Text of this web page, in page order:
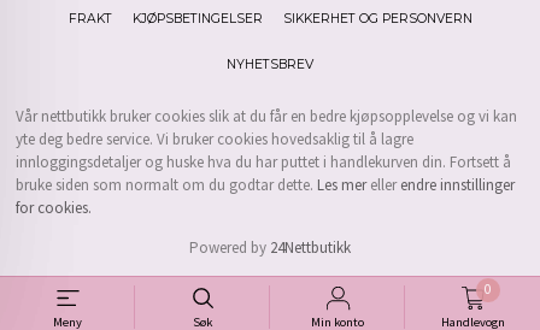
Meny Søk Min konto Handlevogn
0
FRAKT KJØPSBETINGELSER SIKKERHET OG PERSONVERN
NYHETSBREV
Vår nettbutikk bruker cookies slik at du får en bedre kjøpsopplevelse og vi kan
yte deg bedre service. Vi bruker cookies hovedsaklig til å lagre
innloggingsdetaljer og huske hva du har puttet i handlekurven din. Fortsett å
bruke siden som normalt om du godtar dette. Les merellerendre innstillinger
for cookies.
Powered by 24Nettbutikk